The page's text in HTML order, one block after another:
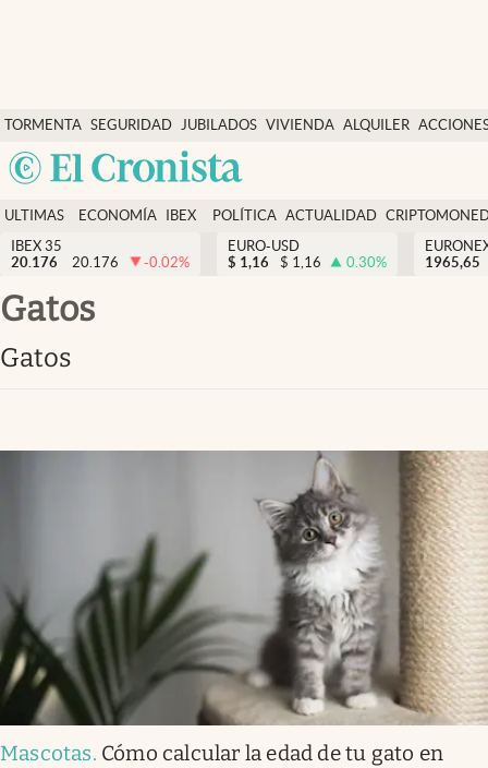
TORMENTA SEGURIDAD
SOCIAL
JUBILADOS VIVIENDA ALQUILER
USA
Economía y finanzas
Política
Actualidad
Criptomonedas
España
ULTIMAS
NOTICIAS
ECONOMÍA
FINANZAS
IBEX
EURO
POLÍTICA ACTUALIDAD
IBEX 35
20.176
20.176 -0.02%
EURO-USD
$ 1,16 $ 1,16 0.30%
1965,65
gatos
gatos
Mascotas. Cómo calcular la edad de tu gato en